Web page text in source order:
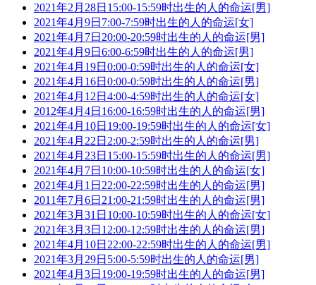
2021年2月28日15:00-15:59时出生的人的命运[男]
2021年4月9日7:00-7:59时出生的人的命运[女]
2021年4月7日20:00-20:59时出生的人的命运[男]
2021年4月9日6:00-6:59时出生的人的命运[男]
2021年4月19日0:00-0:59时出生的人的命运[女]
2021年4月16日0:00-0:59时出生的人的命运[男]
2021年4月12日4:00-4:59时出生的人的命运[女]
2012年4月4日16:00-16:59时出生的人的命运[男]
2021年4月10日19:00-19:59时出生的人的命运[女]
2021年4月22日2:00-2:59时出生的人的命运[男]
2021年4月23日15:00-15:59时出生的人的命运[男]
2021年4月7日10:00-10:59时出生的人的命运[女]
2021年4月1日22:00-22:59时出生的人的命运[男]
2011年7月6日21:00-21:59时出生的人的命运[男]
2021年3月31日10:00-10:59时出生的人的命运[女]
2021年3月3日12:00-12:59时出生的人的命运[男]
2021年4月10日22:00-22:59时出生的人的命运[男]
2021年3月29日5:00-5:59时出生的人的命运[男]
2021年4月3日19:00-19:59时出生的人的命运[男]